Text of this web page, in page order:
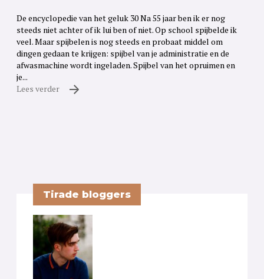
De encyclopedie van het geluk 30 Na 55 jaar ben ik er nog
steeds niet achter of ik lui ben of niet. Op school spijbelde ik
veel. Maar spijbelen is nog steeds en probaat middel om
dingen gedaan te krijgen: spijbel van je administratie en de
afwasmachine wordt ingeladen. Spijbel van het opruimen en
je...
Lees verder
Tirade bloggers